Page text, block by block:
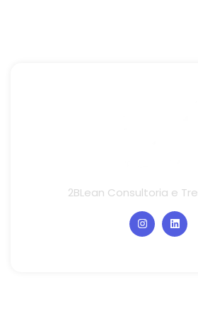
2BLean Consultoria e